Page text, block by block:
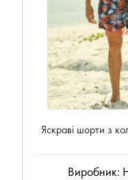
Яскраві шорти з
Виробник: